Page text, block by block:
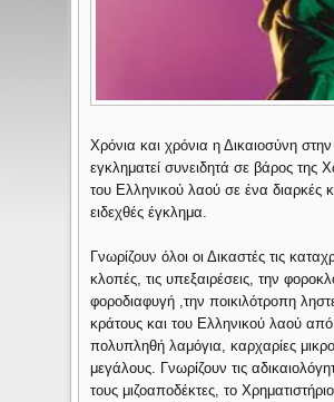
Χρόνια και χρόνια η Δικαιοσύνη
εγκληματεί συνειδητά σε βάρος της
του Ελληνικού λαού σε ένα διαρκές
ειδεχθές έγκλημα.
Γνωρίζουν όλοι οι Δικαστές τις
κλοπές, τις υπεξαιρέσεις, την
φοροδιαφυγή ,την ποικιλότροπη
κράτους και του Ελληνικού λαού
πολυπληθή λαμόγια, καρχαρίες
μεγάλους. Γνωρίζουν τις
τους μιζοαποδέκτες, το